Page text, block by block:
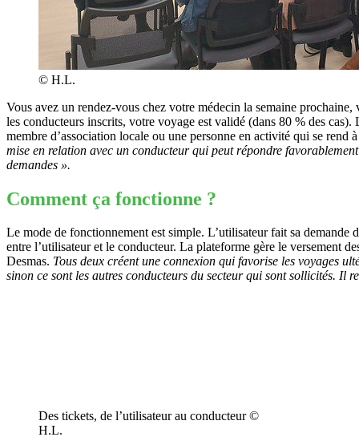
© H.L.
Vous avez un rendez-vous chez votre médecin la semaine
les conducteurs inscrits, votre voyage est validé (dans 80 % des
membre d’association locale ou une personne en activité qui se rend
mise en relation avec un conducteur qui peut répondre favorablement
demandes ».
Comment ça fonctionne ?
Le mode de fonctionnement est simple. L’utilisateur fait sa
entre l’utilisateur et le conducteur. La plateforme gère le versement
Desmas. Tous deux créent une connexion qui favorise les voyages
sinon ce sont les autres conducteurs du secteur qui sont sollicités. Il
Des tickets, de l’utilisateur au conducteur ©
H.L.